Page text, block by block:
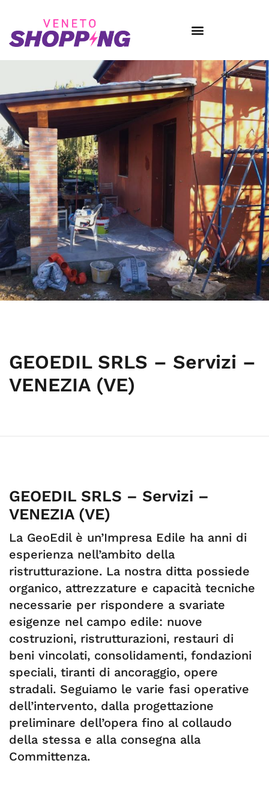
GEOEDIL SRLS – Servizi –
VENEZIA (VE)
GEOEDIL SRLS – Servizi –
VENEZIA (VE)
La GeoEdil è un’Impresa Edile ha anni di
esperienza nell’ambito della
ristrutturazione. La nostra ditta possiede
organico, attrezzature e capacità tecniche
necessarie per rispondere a svariate
esigenze nel campo edile: nuove
costruzioni, ristrutturazioni, restauri di
beni vincolati, consolidamenti, fondazioni
speciali, tiranti di ancoraggio, opere
stradali. Seguiamo le varie fasi operative
dell’intervento, dalla progettazione
preliminare dell’opera fino al collaudo
della stessa e alla consegna alla
Committenza.